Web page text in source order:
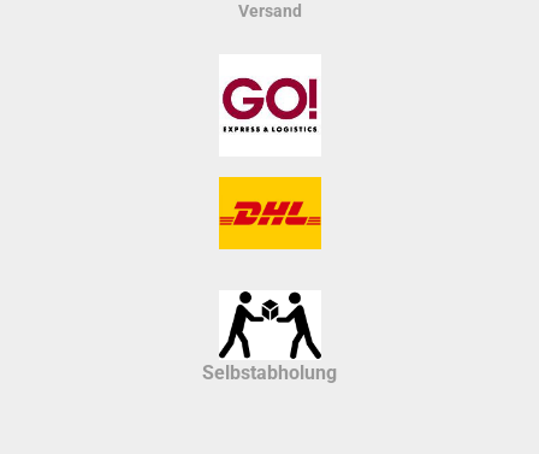
Versand
Selbstabholung